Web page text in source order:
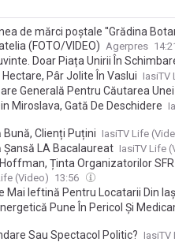
de mărci poștale ''Grădina
(FOTO/VIDEO) Agerpres
Doar Piața Unirii În
Hectare, Pâr Jolite În Vaslui IasiTV
Generală Pentru Căutarea
Miroslava, Gată De Deschidere
Bună, Clienți Puțini IasiTV Life
Șansă LA Bacalaureat IasiTV Life
Ținta Organizatorilor
(Video) 13:56
Mai Ieftină Pentru Locatarii Din
Pune În Pericol Și
Sau Spectacol Politic? IasiTV